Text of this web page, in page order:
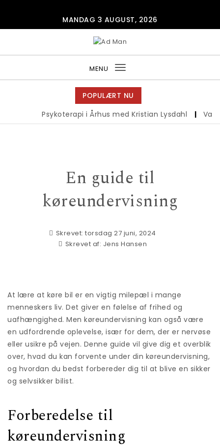
MANDAG 3 AUGUST, 2026
MENU
Toggle
navigation
POPULÆRT NU
Psykoterapi i Århus med Kristian Lysdahl
En guide til
køreundervisning
Skrevet: torsdag 27 juni, 2024
Skrevet af: Jens Hansen
At lære at køre bil er en vigtig milepæl i mange
menneskers liv. Det giver en følelse af frihed og
uafhængighed. Men køreundervisning kan også være
en udfordrende oplevelse, især for dem, der er nervøse
eller usikre på vejen. Denne guide vil give dig et overblik
over, hvad du kan forvente under din køreundervisning,
og hvordan du bedst forbereder dig til at blive en sikker
og selvsikker bilist.
Forberedelse til
køreundervisning